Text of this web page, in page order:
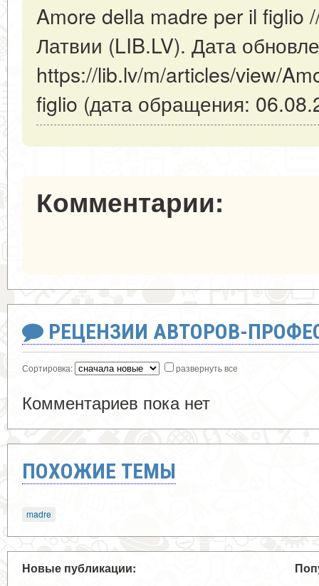
Amore della madre per il figlio
Латвии (LIB.LV). Дата
https://lib.lv/m/articles/view/
figlio (дата обращения:
Комментарии:
РЕЦЕНЗИИ АВТОРОВ-
Сортировка: развернуть все
Комментариев пока нет
ПОХОЖИЕ ТЕМЫ
madre
Новые публикации: